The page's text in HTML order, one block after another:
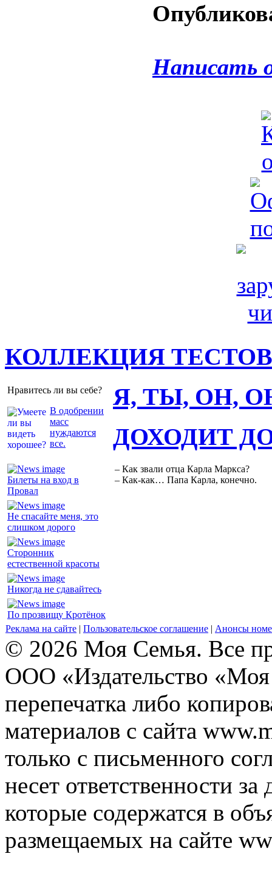
Написать
КОЛЛЕКЦИЯ ТЕСТОВ
Нравитесь ли вы себе?
В одобрении
масс
нуждаются
все.
Я, ТЫ, ОН,
Билеты на вход в
Провал
Не спасайте меня, это
слишком дорого
Сторонник
естественной красоты
Никогда не сдавайтесь
По прозвищу Кротёнок
ДОХОДИТ
– Как звали отца Карла Маркса?
– Как-как… Папа Карла, конечно.
Реклама на сайте | Пользовательское соглашение | Анонсы
© 2026 Моя Семья. Все
ООО «Издательство
перепечатка либо
материалов с сайта
только с письменного
несет ответственности
которые содержатся в
размещаемых на сайте